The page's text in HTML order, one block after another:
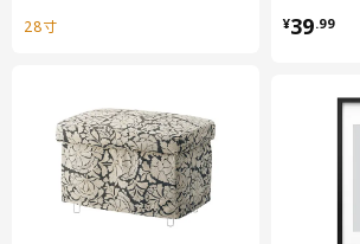
28寸 ¥39.99
¥ 39.99